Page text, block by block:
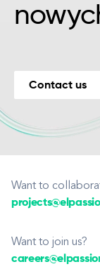
Contact us
Want to
Want to join us?